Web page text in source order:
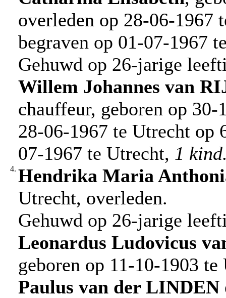
overleden op 28-06-
begraven op 01-07-1967
Gehuwd op 26-jarige
Willem Johannes van
chauffeur, geboren op
28-06-1967 te Utrecht op
07-1967 te Utrecht, 1
4. Hendrika Maria
Utrecht, overleden.
Gehuwd op 26-jarige
Leonardus Ludovicus
geboren op 11-10-1903
Paulus van der LINDEN